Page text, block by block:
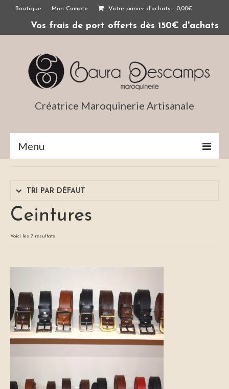
Boutique Mon Compte Votre panier d'achats - 0,00€
Vos frais de port offerts dès 150€ d'achats
Créatrice Maroquinerie Artisanale
Menu
Actualités
contact
L’Artisan Maroquinier
Personnalisation
Points de vente
Stages professionnels et amateurs
Porte-monnaie
TRI PAR DÉFAUT
Ceintures
Voici les 7 résultats